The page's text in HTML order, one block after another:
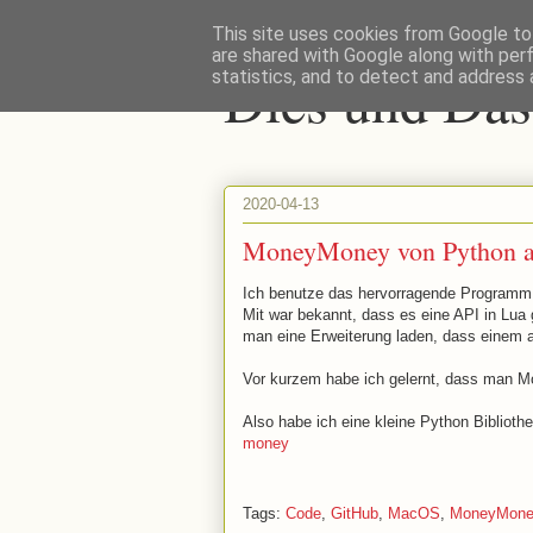
Dies und Das
2020-04-13
MoneyMoney von Python
Ich benutze das hervorragende
Mit war bekannt, dass es eine API in
man eine Erweiterung laden, dass
Vor kurzem habe ich gelernt, dass man
Also habe ich eine kleine Python
money
Tags: Code GitHub MacOS
This site uses cookies from Google
are shared with Google along with
statistics, and to detect and address